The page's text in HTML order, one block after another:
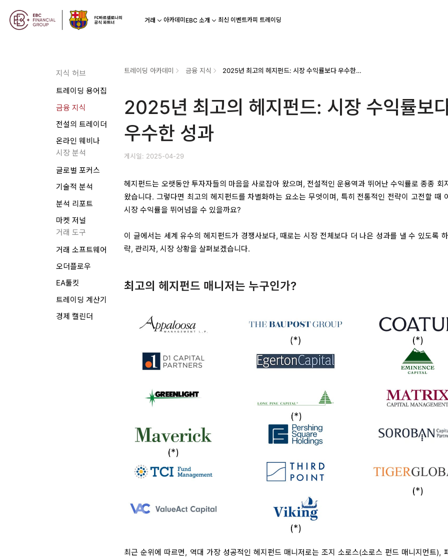
거래 아카데미 EBC 소개 최신 이벤트카피 트레이딩
지식 허브
트레이딩 용어집
금융 지식
전설의 트레이더
온라인 웨비나
시장 분석
글로벌 포커스
기술적 분석
분석 리포트
마켓 저널
거래 도구
거래 소프트웨어
오더플로우
EA툴킷
트레이딩 계산기
경제 캘린더
트레이딩 아카데미 금융 지식 2025년 최고의 헤지펀드: 시장 수익률보다 우수한 성과
2025년 최고의 헤지펀드: 시장 수익률보
우수한 성과
게시일: 2025-04-29
헤지펀드는 오랫동안 투자자들의 마음을 사로잡아 왔으며, 전설적인 운용역과 뛰어난 수익률로 종종 회
왔습니다. 그렇다면 최고의 헤지펀드를 차별화하는 요소는 무엇이며, 특히 전통적인 전략이 고전할 때
시장 수익률을 뛰어넘을 수 있을까요?
이 글에서는 세계 유수의 헤지펀드가 경쟁사보다, 때로는 시장 전체보다 더 나은 성과를 낼 수 있도록
략, 관리자, 시장 상황을 살펴보겠습니다.
최고의 헤지펀드 매니저는 누구인가?
최근 순위에 따르면, 역대 가장 성공적인 헤지펀드 매니저로는 조지 소로스(소로스 펀드 매니지먼트),